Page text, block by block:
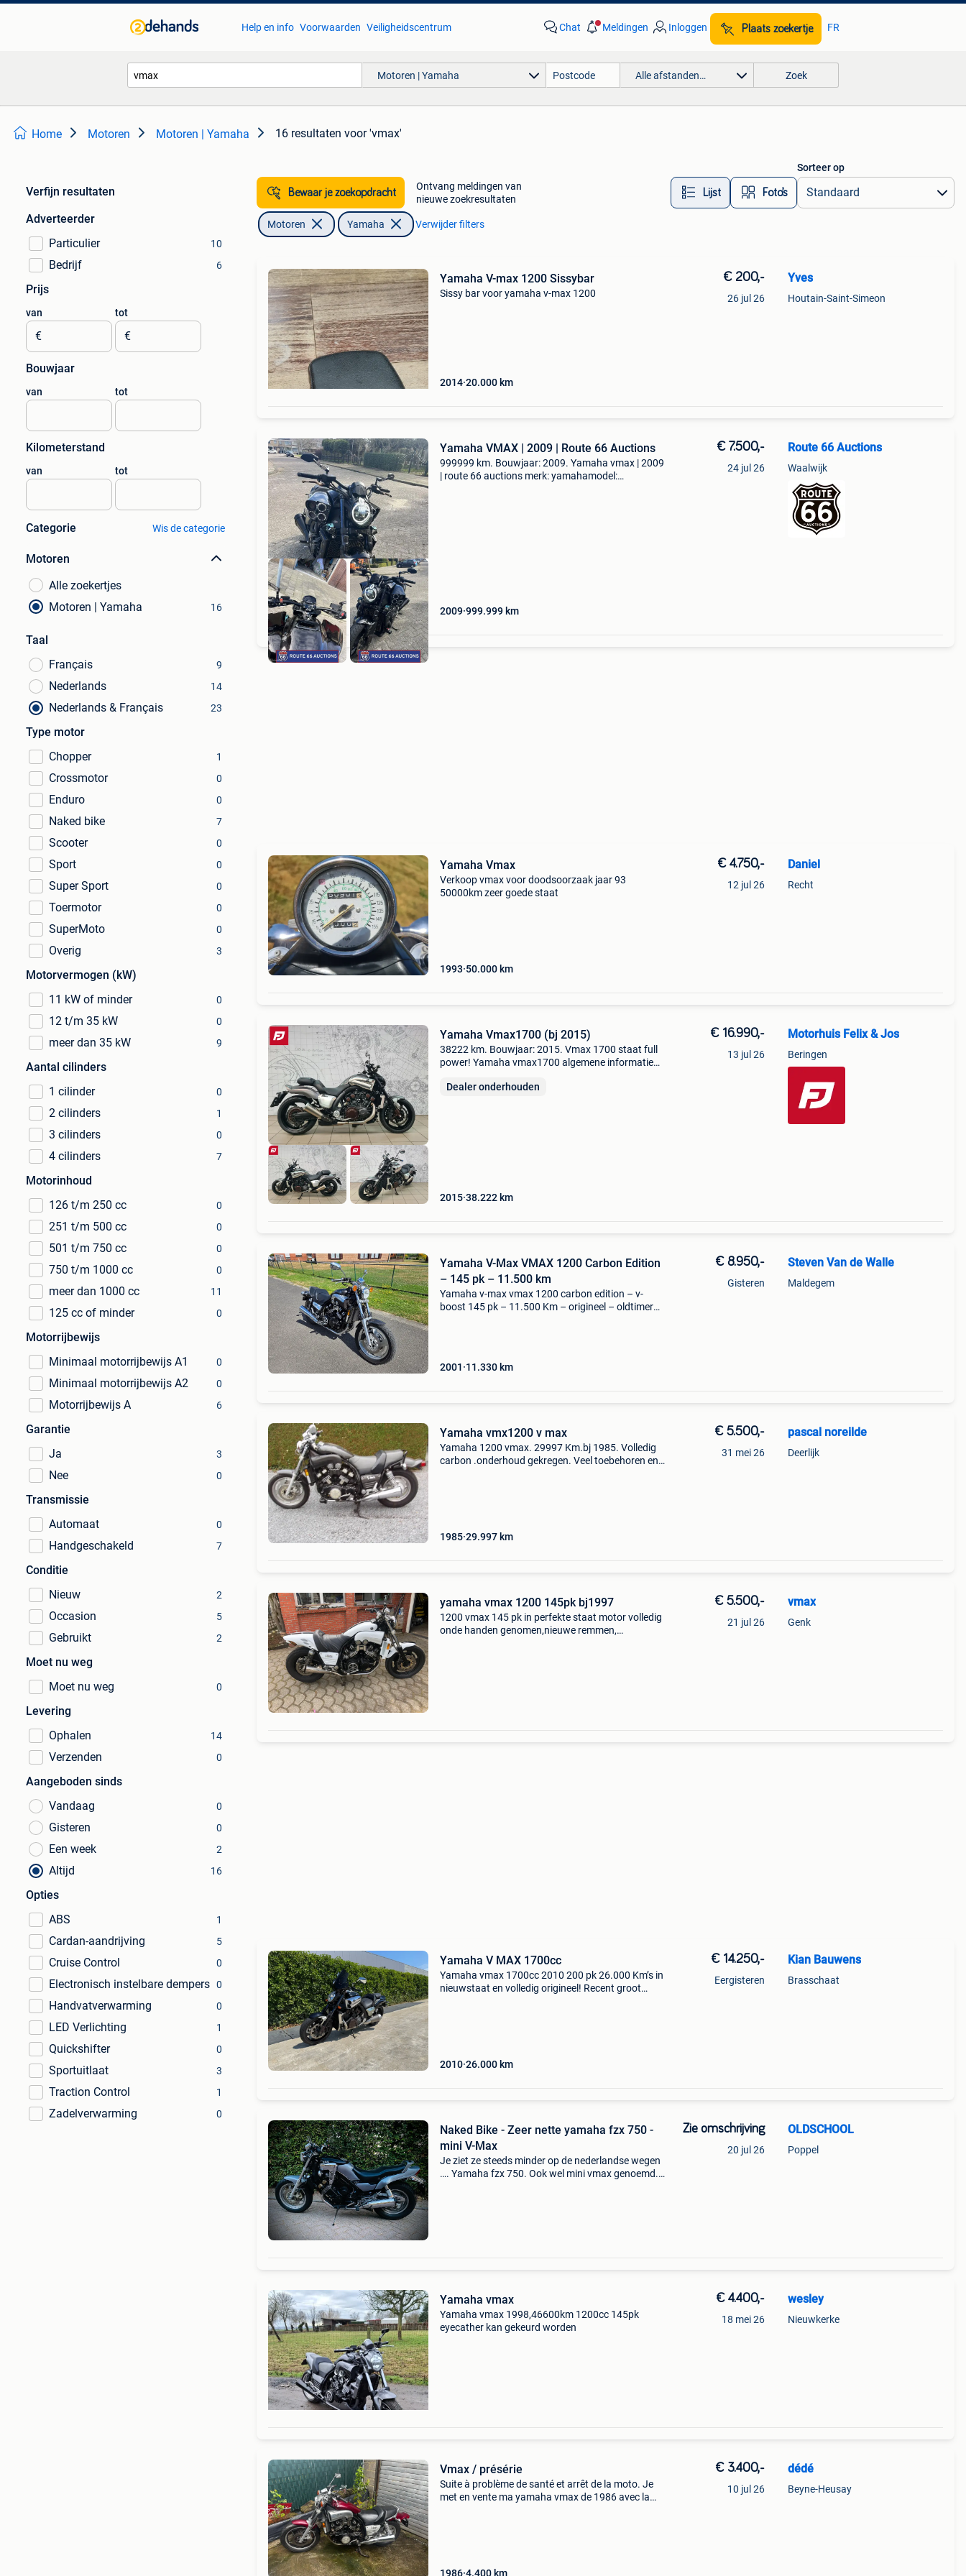
Help en info Voorwaarden Veiligheidscentrum Chat Meldingen Inloggen Plaats zoekertje FR
Motoren | Yamaha Alle afstanden… Zoek
Home Motoren Motoren | Yamaha 16 resultaten voor 'vmax'
Verfijn resultaten
Adverteerder
Particulier
10
Bedrijf 6
Prijs
van
€
tot
€
Bouwjaar
van tot
Kilometerstand
van tot
Categorie Wis de categorie
Motoren
Alle zoekertjes
Motoren | Yamaha
16
Taal
Français
9
Nederlands 14
Nederlands & Français 23
Type motor
Chopper
1
Crossmotor 0
Enduro 0
Naked bike 7
Scooter 0
Sport 0
Super Sport 0
Toermotor 0
SuperMoto 0
Overig 3
Motorvermogen (kW)
11 kW of minder
0
12 t/m 35 kW 0
meer dan 35 kW 9
Aantal cilinders
1 cilinder
0
2 cilinders 1
3 cilinders 0
4 cilinders 7
Motorinhoud
126 t/m 250 cc
0
251 t/m 500 cc 0
501 t/m 750 cc 0
750 t/m 1000 cc 0
meer dan 1000 cc 11
125 cc of minder 0
Motorrijbewijs
Minimaal motorrijbewijs A1
0
Minimaal motorrijbewijs A2 0
Motorrijbewijs A 6
Garantie
Ja
3
Nee 0
Transmissie
Automaat
0
Handgeschakeld 7
Conditie
Nieuw
2
Occasion 5
Gebruikt 2
Moet nu weg
Moet nu weg
0
Levering
Ophalen
14
Verzenden 0
Aangeboden sinds
Vandaag
0
Gisteren 0
Een week 2
Altijd 16
Opties
ABS
1
Cardan-aandrijving 5
Cruise Control 0
Electronisch instelbare dempers 0
Handvatverwarming 0
LED Verlichting 1
Quickshifter 0
Sportuitlaat 3
Traction Control 1
Zadelverwarming 0
Bewaar je zoekopdracht
Ontvang meldingen van
nieuwe zoekresultaten
Lijst Foto’s
Sorteer op
Motoren Yamaha Verwijder filters
Yamaha V-max 1200 Sissybar
Sissy bar voor yamaha v-max 1200
2014 20.000 km
€ 200,-
26 jul 26
Yves
Houtain-Saint-Simeon
Yamaha VMAX | 2009 | Route 66 Auctions
999999 km. Bouwjaar: 2009. Yamaha vmax | 2009
| route 66 auctions merk: yamahamodel:
2009 999.999 km
€ 7.500,-
24 jul 26
Route 66 Auctions
Waalwijk
Yamaha Vmax
Verkoop vmax voor doodsoorzaak jaar 93
50000km zeer goede staat
1993 50.000 km
€ 4.750,-
12 jul 26
Daniel
Recht
Yamaha Vmax1700 (bj 2015)
38222 km. Bouwjaar: 2015. Vmax 1700 staat full
power! Yamaha vmax1700 algemene informatie
p035 technische informatie vermogen: 74 kw (100
Dealer onderhouden
2015 38.222 km
€ 16.990,-
13 jul 26
Motorhuis Felix & Jos
Beringen
Yamaha V-Max VMAX 1200 Carbon Edition
– 145 pk – 11.500 km
Yamaha v-max vmax 1200 carbon edition – v-
boost 145 pk – 11.500 Km – origineel – oldtimer
2001 11.330 km
€ 8.950,-
Gisteren
Steven Van de Walle
Maldegem
Yamaha vmx1200 v max
Yamaha 1200 vmax. 29997 Km.bj 1985. Volledig
carbon .onderhoud gekregen. Veel toebehoren en
1985 29.997 km
€ 5.500,-
31 mei 26
pascal noreilde
Deerlijk
yamaha vmax 1200 145pk bj1997
1200 vmax 145 pk in perfekte staat motor volledig
onde handen genomen,nieuwe remmen,
€ 5.500,-
21 jul 26
vmax
Genk
Yamaha V MAX 1700cc
Yamaha vmax 1700cc 2010 200 pk 26.000 Km’s in
nieuwstaat en volledig origineel! Recent groot
2010 26.000 km
€ 14.250,-
Eergisteren
Kian Bauwens
Brasschaat
Naked Bike - Zeer nette yamaha fzx 750 -
mini V-Max
Je ziet ze steeds minder op de nederlandse wegen
…. Yamaha fzx 750. Ook wel mini vmax genoemd.
Zie omschrijving
20 jul 26
OLDSCHOOL
Poppel
Yamaha vmax
Yamaha vmax 1998,46600km 1200cc 145pk
eyecather kan gekeurd worden
€ 4.400,-
18 mei 26
wesley
Nieuwkerke
Vmax / présérie
Suite à problème de santé et arrêt de la moto. Je
met en vente ma yamaha vmax de 1986 avec la
1986 4.400 km
€ 3.400,-
10 jul 26
dédé
Beyne-Heusay